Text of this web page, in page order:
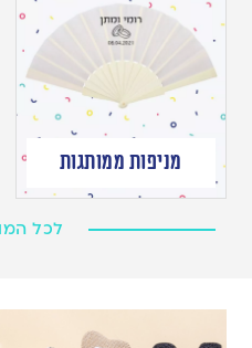
מניפות ממותגות
לכל